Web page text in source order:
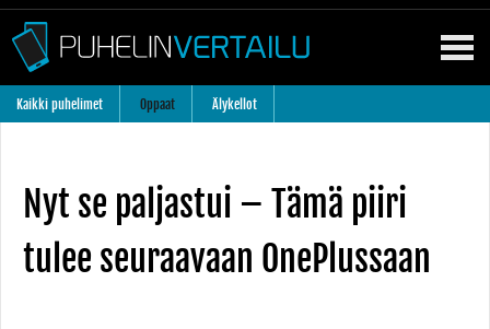
Kaikki puhelimet Oppaat Älykellot
Nyt se paljastui – Tämä piiri
tulee seuraavaan OnePlussaan